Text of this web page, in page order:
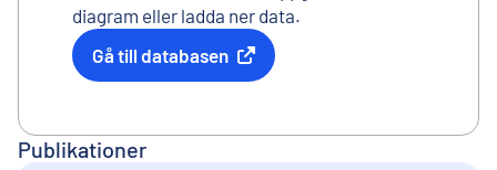
diagram eller ladda ner data.
Gå till databasen
Extern länk
Publikationer